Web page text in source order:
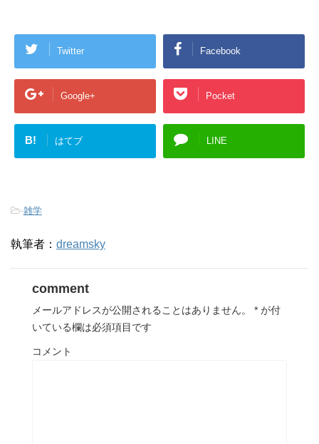
Twitter Facebook
Google+ Pocket
B! はてブ LINE
-雑学
執筆者： dreamsky
comment
メールアドレスが公開されることはありません。 * が付
いている欄は必須項目です
コメント